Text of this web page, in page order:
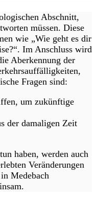
Abschnitt,
müssen. Diese
wie „Wie geht es dir
Im Anschluss wird
Aberkennung der
Fragen sind:
um zukünftige
der damaligen Zeit
haben, werden auch
Veränderungen
Medebach